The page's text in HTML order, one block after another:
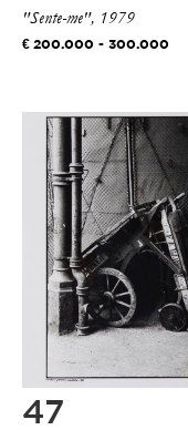
"Sente-me", 1979
200.000 - 300.000
47